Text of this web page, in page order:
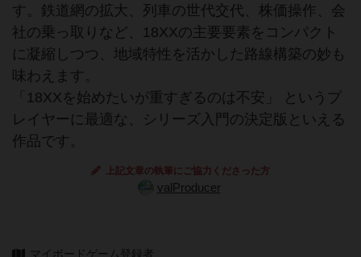
す。鉄道網の拡大、列車の世代交代、株価操作、会
社の乗っ取りなど、18XXの主要要素をコンパクト
に凝縮しつつ、地域特性を活かした路線構築の妙も
味わえます。
「18XXを始めたいが重すぎるのは不安」 というプ
レイヤーに最適な、シリーズ入門の決定版といえる
作品です。
上記文章の執筆にご協力くださった方
valProducer
マイボードゲーム登録者